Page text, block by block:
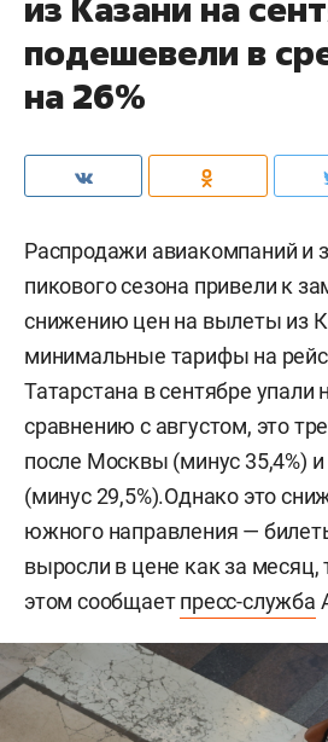
подешевели в
на 26%
Распродажи авиакомпаний и
пикового сезона привели к
снижению цен на вылеты из
минимальные тарифы на
Татарстана в сентябре упали
сравнению с августом, это
после Москвы (минус 35,4%)
(минус 29,5%).Однако это
южного направления —
выросли в цене как за месяц,
этом сообщаетпресс-служба